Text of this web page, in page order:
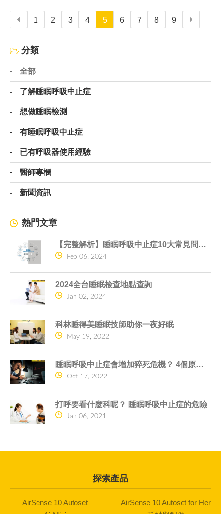
1 2 3 4 5 6 7 8 9
分類
全部
了解睡眠呼吸中止症
想做睡眠檢測
有睡眠呼吸中止症
已有呼吸器使用經驗
醫師專欄
新聞資訊
熱門文章
【完整解析】睡眠呼吸中止症10大常見問題一次搞懂
Feb 06, 2024
2024全台睡眠檢查地點查詢
Jan 02, 2024
科林睡得美睡眠技師助你一夜好眠
May 19, 2022
睡眠呼吸中止症會增加猝死危機？ 4個原因告訴你
Oct 17, 2022
打呼要看什麼科呢？ 睡眠呼吸中止症的危險
Jan 06, 2021
探索產品
AirSense 10 Autoset
AirSense 10 Autoset for Her